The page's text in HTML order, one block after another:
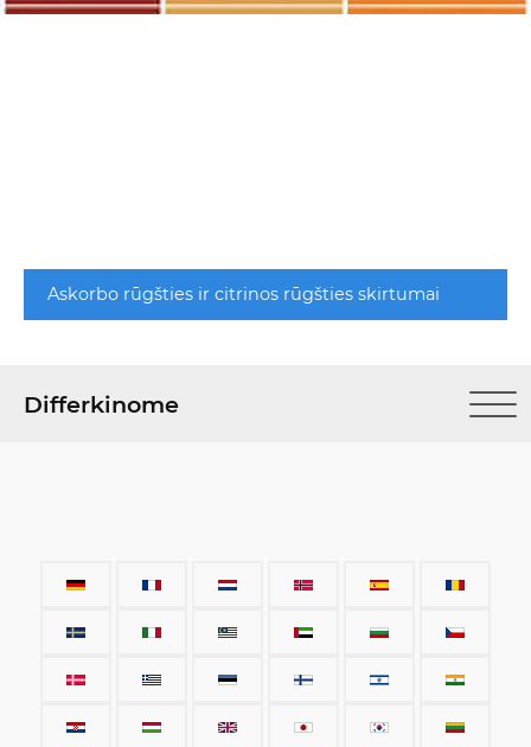
Askorbo rūgšties ir citrinos rūgšties skirtumai
Differkinome